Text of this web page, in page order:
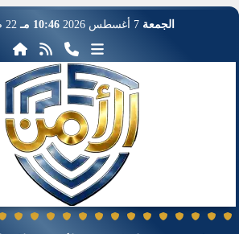
الجمعة 7 أغسطس 2026 10:46 مـ 22 صفر 1448